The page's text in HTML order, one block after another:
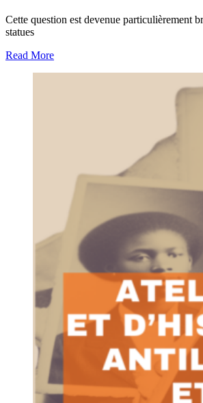
Cette question est devenue particulièrement
statues
Read More